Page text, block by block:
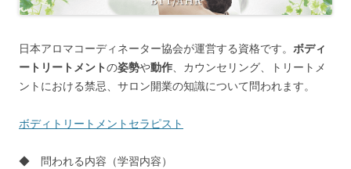
日本アロマコーディネーター協会が運営する資格です。 ボディ
ートリートメントの姿勢や動作 、カウンセリング、トリートメ
ントにおける禁忌、サロン開業の知識について問われます。
ボディトリートメントセラピスト
◆ 問われる内容（学習内容）